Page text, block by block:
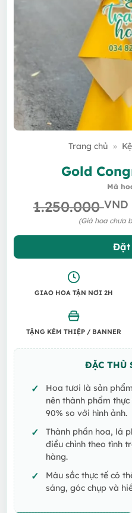
Trang chủ »
Gold
Mã
1.250.000VND
(Giá hoa chưa
Đặt
GIAO HOA TẬN NƠI 2H
TẶNG KÈM THIỆP / BANNER
ĐẶC THÙ
Hoa tươi là sản
nên thành phẩm
90% so với hình ảnh.
Thành phần hoa, lá
điều chỉnh theo tình
hàng.
Màu sắc thực tế có
sáng, góc chụp và